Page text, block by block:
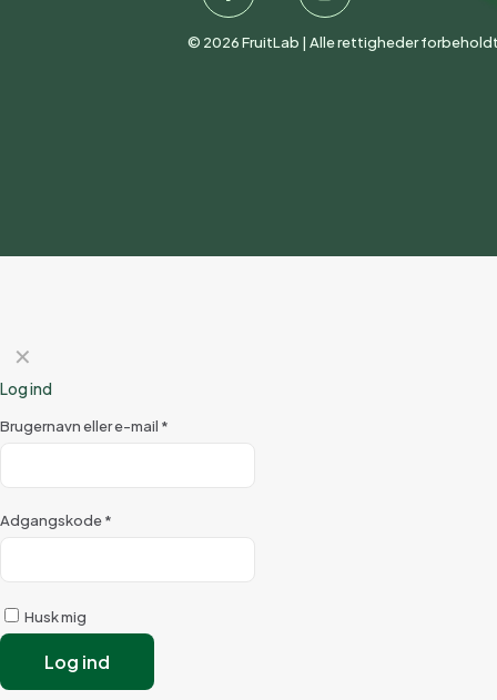
© 2026FruitLab | Alle rettigheder
✕
Log ind
Brugernavn eller e-mail *
Adgangskode*
Husk mig
Log ind